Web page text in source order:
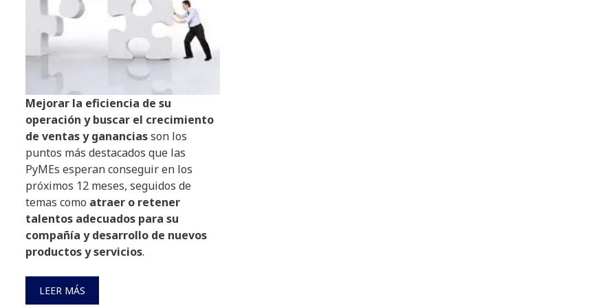
Mejorar la eficiencia de su
operación y buscar el crecimiento
de ventas y gananciasson los
puntos más destacados que las
PyMEs esperan conseguir en los
próximos 12 meses, seguidos de
temas como atraer o retener
talentos adecuados para su
compañía y desarrollo de nuevos
productos y servicios.
LEER MÁS